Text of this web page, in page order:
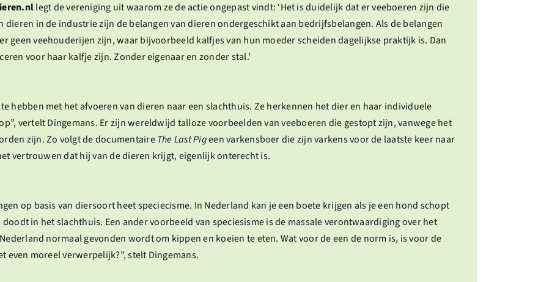
legt de vereniging uit waarom ze de actie ongepast vindt: ‘Het is duidelijk dat er veeboeren zijn die
dieren in de industrie zijn de belangen van dieren ondergeschikt aan bedrijfsbelangen. Als de belangen
geen veehouderijen zijn, waar bijvoorbeeld kalfjes van hun moeder scheiden dagelijkse praktijk is. Dan
voor haar kalfje zijn. Zonder eigenaar en zonder stal.’
hebben met het afvoeren van dieren naar een slachthuis. Ze herkennen het dier en haar individuele
vertelt Dingemans. Er zijn wereldwijd talloze voorbeelden van veeboeren die gestopt zijn, vanwege het
zijn. Zo volgt de documentaireThe Last Pigeen varkensboer die zijn varkens voor de laatste keer naar
vertrouwen dat hij van de dieren krijgt, eigenlijk onterecht is.
op basis van diersoort heet speciecisme. In Nederland kan je een boete krijgen als je een hond schopt
in het slachthuis. Een ander voorbeeld van speciesisme is de massale verontwaardiging over het
normaal gevonden wordt om kippen en koeien te eten. Wat voor de een de norm is, is voor de
even moreel verwerpelijk?”, stelt Dingemans.